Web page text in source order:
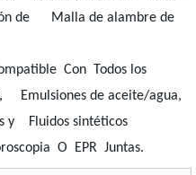
de Malla de alambre de
Con Todos los
Emulsiones de aceite/agua,
y Fluidos sintéticos
O EPR Juntas.